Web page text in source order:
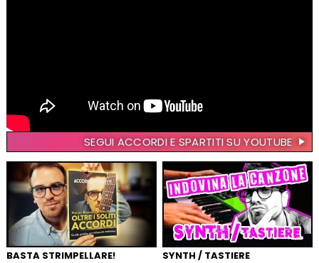
SEGUI ACCORDI E SPARTITI SU YOUTUBE
BASTA STRIMPELLARE! SYNTH / TASTIERE